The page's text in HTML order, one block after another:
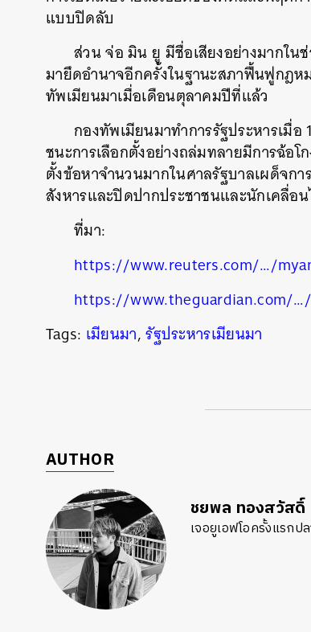
แบบปิดลับ
ส่วน จ่อ มิน ยู มีชื่อเสียงอย่างมากใน
มายึดอำนาจอีกครั้งในฐานะสภาฟื้นฟูกฎห
ทัพเมียนมาเมื่อเดือนตุลาคมปีที่แล้ว
กองทัพเมียนมาทำการรัฐประหารเมื่
ชนะการเลือกตั้งอย่างถล่มทลายมีการฉ้อ
ตั้งข้อหาจำนวนมากในศาลรัฐบาลเผด็จก
สังหารและปิดปากประชาชนและนักเคลื่อ
ที่มา:
https://www.reuters.com/…/
https://www.theguardian.com/
Tags: เมียนมา,รัฐประหารเมียนมา
AUTHOR
ชยพล ทองสวัสดิ์
เจอยูเอฟโอครั้งแรก